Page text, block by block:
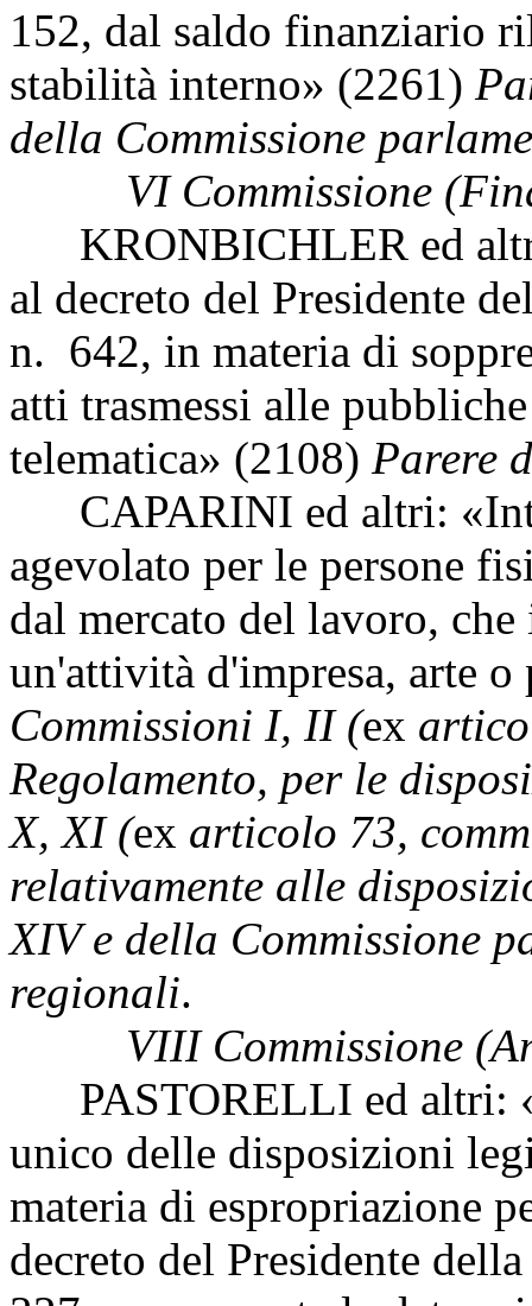
152, dal saldo finanziario
stabilità interno» (2261)
della Commissione
VI Commissione
KRONBICHLER ed
al decreto del Presidente
n. 642, in materia di
atti trasmessi alle
telematica» (2108) Parere
CAPARINI ed altri:
agevolato per le persone
dal mercato del lavoro,
un'attività d'impresa, arte
Commissioni I, II (ex
Regolamento, per le
X, XI (ex articolo 73,
relativamente alle
XIV e della Commissione
regionali.
VIII Commissione
PASTORELLI ed altri:
unico delle disposizioni
materia di espropriazione
decreto del Presidente